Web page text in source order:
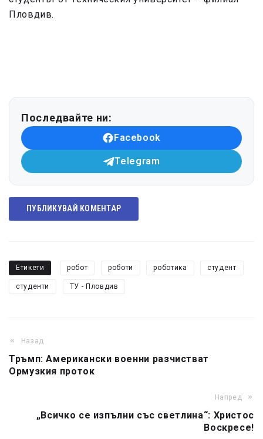
Пловдив.
Последвайте ни:
Facebook
Telegram
ПУБЛИКУВАЙ КОМЕНТАР
Етикети робот роботи роботика студент
студенти ТУ - Пловдив
Назад
Тръмп: Американски военни разчистват
Ормузкия проток
Напред
„Всичко се изпълни със светлина“: Христос
Воскресе!